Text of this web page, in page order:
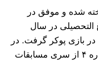
شده و موفق در
التحصیلی در سال
در بازی پوکر گرفت. در
سال ۲۰۱۱، ماریا در رویداد شماره ۴ از سری مسابقات